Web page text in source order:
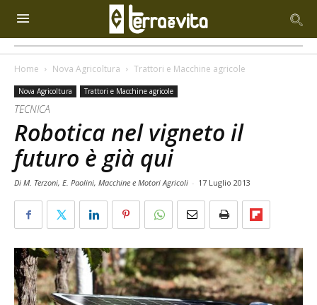
Home Nova Agricoltura Trattori e Macchine agricole
Nova Agricoltura Trattori e Macchine agricole
TECNICA
Robotica nel vigneto il
futuro è già qui
Di M. Terzoni, E. Paolini, Macchine e Motori Agricoli - 17 Luglio 2013